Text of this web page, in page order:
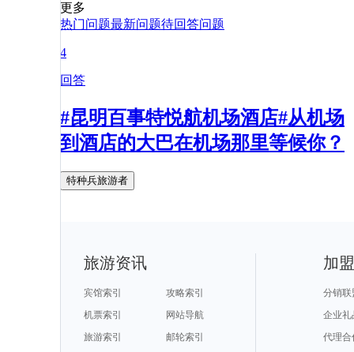
更多
热门问题最新问题待回答问题
4
回答
#昆明百事特悦航机场酒店#从机场
到酒店的大巴在机场那里等候你？
特种兵旅游者
旅游资讯
宾馆索引
攻略索引
机票索引
网站导航
旅游索引
邮轮索引
加
分销联
企业礼
代理合